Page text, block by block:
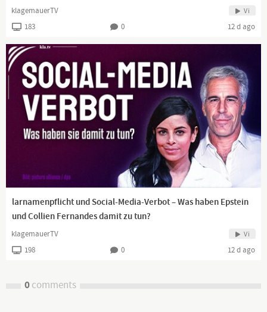
klagemauerTV Vi
183 0 12 d ago
larnamenpflicht und Social-Media-Verbot – Was haben Epstein
und Collien Fernandes damit zu tun?
klagemauerTV Vi
198 0 12 d ago
0comments